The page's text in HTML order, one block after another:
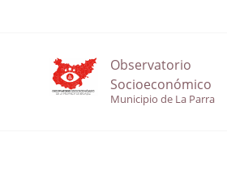
Observatorio
Socioeconómico
Municipio de La Parra